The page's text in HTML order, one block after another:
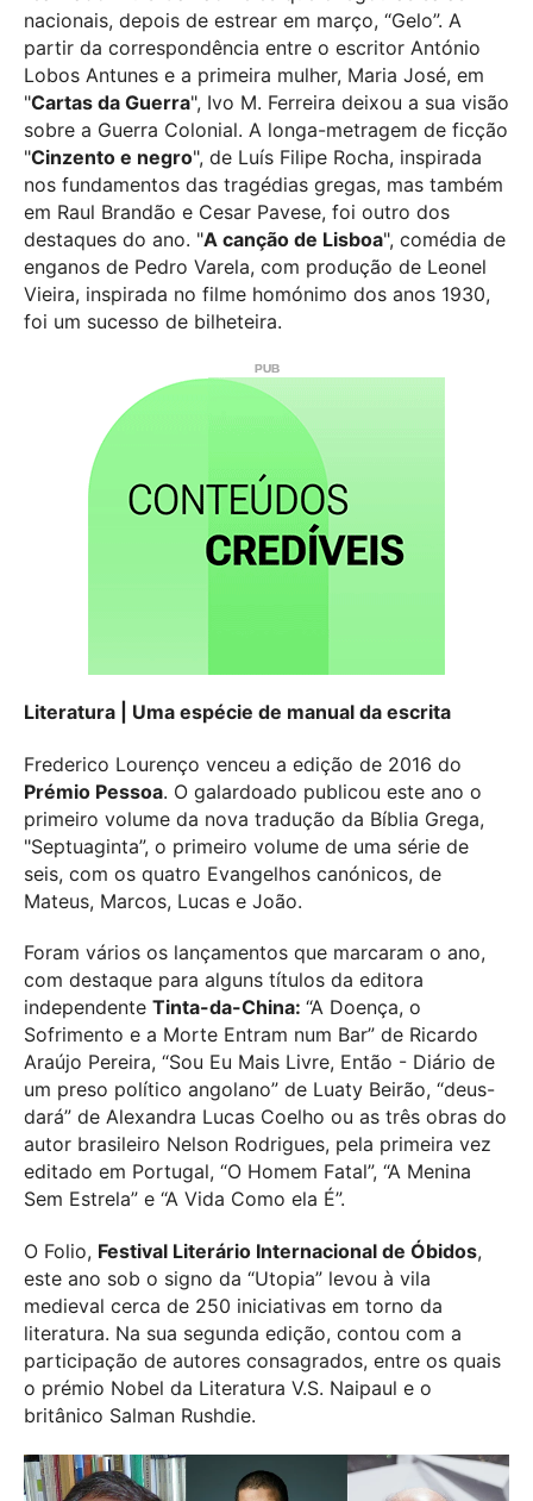
nacionais, depois de estrear em março, “Gelo”. A
partir da correspondência entre o escritor António
Lobos Antunes e a primeira mulher, Maria José, em
"Cartas da Guerra", Ivo M. Ferreira deixou a sua visão
sobre a Guerra Colonial. A longa-metragem de ficção
"Cinzento e negro", de Luís Filipe Rocha, inspirada
nos fundamentos das tragédias gregas, mas também
em Raul Brandão e Cesar Pavese, foi outro dos
destaques do ano. "A canção de Lisboa", comédia de
enganos de Pedro Varela, com produção de Leonel
Vieira, inspirada no filme homónimo dos anos 1930,
foi um sucesso de bilheteira.
Literatura | Uma espécie de manual da escrita
Frederico Lourenço venceu a edição de 2016 do
Prémio Pessoa. O galardoado publicou este ano o
primeiro volume da nova tradução da Bíblia Grega,
"Septuaginta”, o primeiro volume de uma série de
seis, com os quatro Evangelhos canónicos, de
Mateus, Marcos, Lucas e João.
Foram vários os lançamentos que marcaram o ano,
com destaque para alguns títulos da editora
independente Tinta-da-China: “A Doença, o
Sofrimento e a Morte Entram num Bar” de Ricardo
Araújo Pereira, “Sou Eu Mais Livre, Então - Diário de
um preso político angolano” de Luaty Beirão, “deus-
dará” de Alexandra Lucas Coelho ou as três obras do
autor brasileiro Nelson Rodrigues, pela primeira vez
editado em Portugal, “O Homem Fatal”, “A Menina
Sem Estrela” e “A Vida Como ela É”.
O Folio, Festival Literário Internacional de Óbidos,
este ano sob o signo da “Utopia” levou à vila
medieval cerca de 250 iniciativas em torno da
literatura. Na sua segunda edição, contou com a
participação de autores consagrados, entre os quais
o prémio Nobel da Literatura V.S. Naipaul e o
britânico Salman Rushdie.